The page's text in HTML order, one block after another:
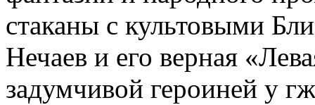
стаканы с культовыми
Нечаев и его верная
задумчивой героиней у